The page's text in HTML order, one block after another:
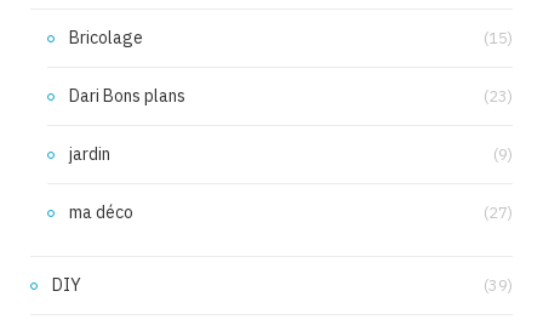
Bricolage (15)
Dari Bons plans (23)
jardin (9)
ma déco (27)
DIY (39)